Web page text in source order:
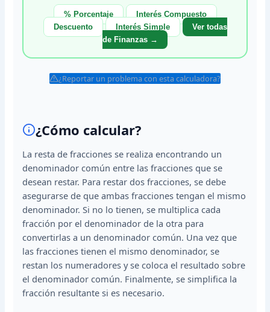
% Porcentaje
Interés Compuesto
Descuento
Interés Simple
Ver todas
de Finanzas →
¿Reportar un problema con esta calculadora?
¿Cómo calcular?
La resta de fracciones se realiza encontrando un
denominador común entre las fracciones que se
desean restar. Para restar dos fracciones, se debe
asegurarse de que ambas fracciones tengan el mismo
denominador. Si no lo tienen, se multiplica cada
fracción por el denominador de la otra para
convertirlas a un denominador común. Una vez que
las fracciones tienen el mismo denominador, se
restan los numeradores y se coloca el resultado sobre
el denominador común. Finalmente, se simplifica la
fracción resultante si es necesario.